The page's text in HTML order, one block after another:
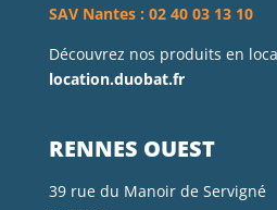
SAV Nantes : 02 40 03 13 10
Découvrez nos produits en
location.duobat.fr
RENNES OUEST
39 rue du Manoir de Servigné